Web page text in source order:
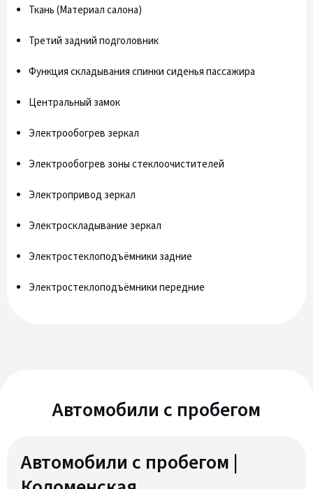
Ткань (Материал салона)
Третий задний подголовник
Функция складывания спинки сиденья пассажира
Центральный замок
Электрообогрев зеркал
Электрообогрев зоны стеклоочистителей
Электропривод зеркал
Электроскладывание зеркал
Электростеклоподъёмники задние
Электростеклоподъёмники передние
Автомобили c пробегом
Автомобили с пробегом |